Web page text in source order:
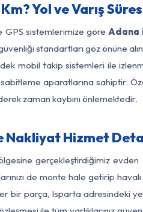
Yol ve Varış
GPS sistemlerimize göre Adana
güvenliği standartları göz
mobil takip sistemleri ile
aparatlarına sahiptir.
zaman kaybını önlemektedir.
Nakliyat Hizmet
gerçekleştirdiğimiz
de monte hale getirip
bir parça, Isparta adresindeki